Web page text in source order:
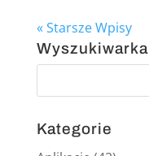
« Starsze Wpisy
Wyszukiwarka
Kategorie